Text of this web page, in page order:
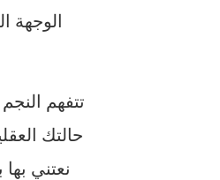
الوجهة
تتفهم
حالتك
نعتني